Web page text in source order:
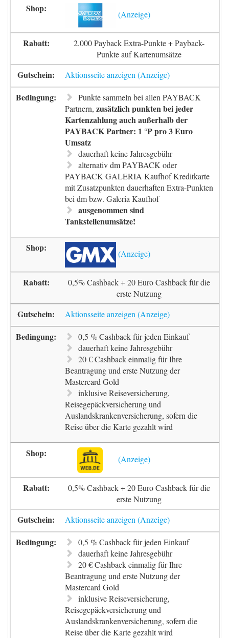
2.000 Payback Extra-Punkte + Payback-
Punkte auf Kartenumsätze
Aktionsseite anzeigen
Punkte sammeln bei allen PAYBACK
Partnern, zusätzlich punkten bei jeder
Kartenzahlung auch außerhalb der
PAYBACK Partner: 1 °P pro 3 Euro
Umsatz
dauerhaft keine Jahresgebühr
alternativ dm PAYBACK oder
PAYBACK GALERIA Kaufhof Kreditkarte
mit Zusatzpunkten dauerhaften Extra-Punkten
bei dm bzw. Galeria Kaufhof
ausgenommen sind
Tankstellenumsätze!
0,5% Cashback + 20 Euro Cashback für die
erste Nutzung
Aktionsseite anzeigen
0,5 % Cashback für jeden Einkauf
dauerhaft keine Jahresgebühr
20 € Cashback einmalig für Ihre
Beantragung und erste Nutzung der
Mastercard Gold
inklusive Reiseversicherung,
Reisegepäckversicherung und
Auslandskrankenversicherung, sofern die
Reise über die Karte gezahlt wird
0,5% Cashback + 20 Euro Cashback für die
erste Nutzung
Aktionsseite anzeigen
0,5 % Cashback für jeden Einkauf
dauerhaft keine Jahresgebühr
20 € Cashback einmalig für Ihre
Beantragung und erste Nutzung der
Mastercard Gold
inklusive Reiseversicherung,
Reisegepäckversicherung und
Auslandskrankenversicherung, sofern die
Reise über die Karte gezahlt wird